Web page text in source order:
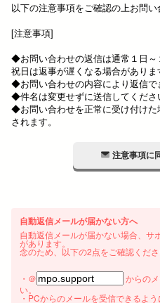
以下の注意事項をご確認の上お問
[注意事項]
◆お問い合わせの返信は通常１日～
祝日は返事が遅くなる場合がありま
◆お問い合わせの内容により返信で
◆件名は変更せずに送信してくださ
◆お問い合わせを正常に受け付け
されます。
注意事項に
自動返信メールが届かない方へ
自動返信メールが届かない場合、サ
があります。
念のため、以下の2点をご確認くだ
・＠
からの
い。
・PCからのメールを受信できるよう